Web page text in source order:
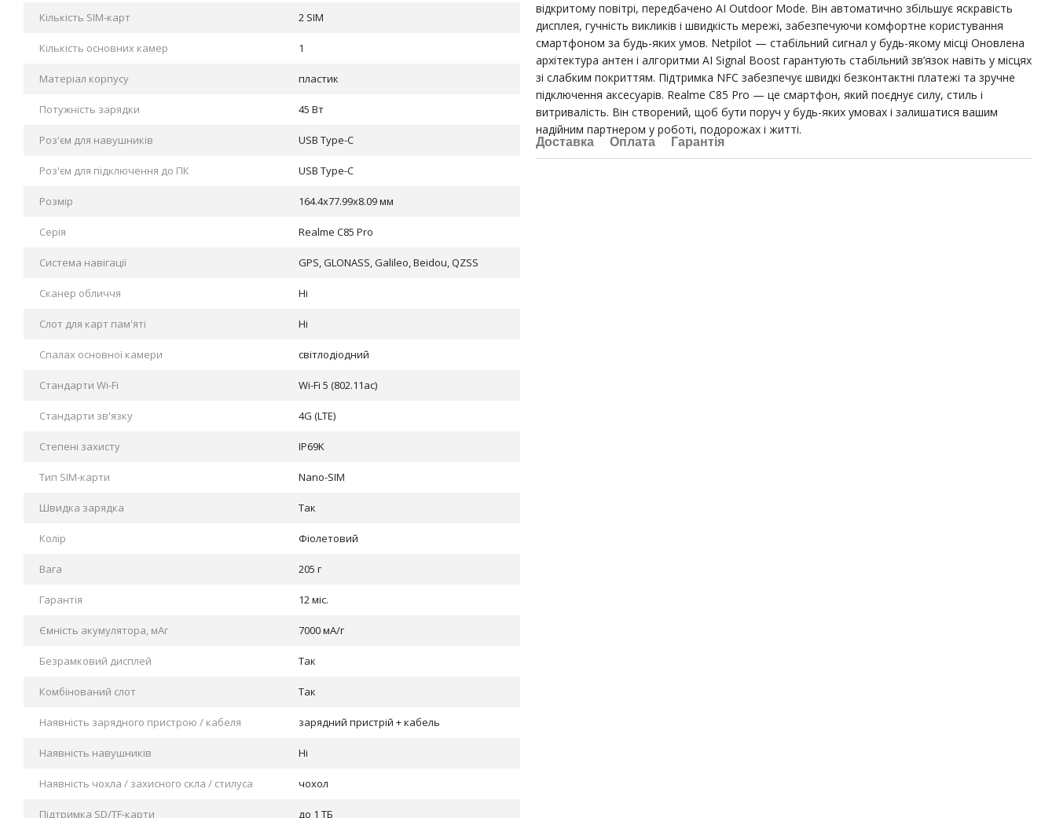
Кількість SIM-карт 2 SIM
Кількість основних камер 1
Матеріал корпусу пластик
Потужність зарядки 45 Вт
Роз'єм для навушників USB Type-C
Роз'єм для підключення до ПК USB Type-C
Розмір 164.4x77.99x8.09 мм
Серія Realme C85 Pro
Система навігації GPS, GLONASS, Galileo, Beidou, QZSS
Сканер обличчя Ні
Слот для карт пам'яті Ні
Спалах основної камери світлодіодний
Стандарти Wi-Fi Wi-Fi 5 (802.11ac)
Стандарти зв'язку 4G (LTE)
Степені захисту IP69K
Тип SIM-карти Nano-SIM
Швидка зарядка Так
Колір Фіолетовий
Вага 205 г
Гарантія 12 міс.
Ємність акумулятора, мАг 7000 мА/г
Безрамковий дисплей Так
Комбінований слот Так
Наявність зарядного пристрою / кабеля зарядний пристрій + кабель
Наявність навушників Ні
Наявність чохла / захисного скла / стилуса чохол
Підтримка SD/TF-карти до 1 ТБ
відкритому повітрі, передбачено AI Outdoor Mode. Він автоматично збільшує яскравість
дисплея, гучність викликів і швидкість мережі, забезпечуючи комфортне користування
смартфоном за будь-яких умов. Netpilot — стабільний сигнал у будь-якому місці Оновлена
архітектура антен і алгоритми AI Signal Boost гарантують стабільний зв’язок навіть у місцях
зі слабким покриттям. Підтримка NFC забезпечує швидкі безконтактні платежі та зручне
підключення аксесуарів. Realme C85 Pro — це смартфон, який поєднує силу, стиль і
витривалість. Він створений, щоб бути поруч у будь-яких умовах і залишатися вашим
надійним партнером у роботі, подорожах і житті.
Доставка Оплата Гарантія